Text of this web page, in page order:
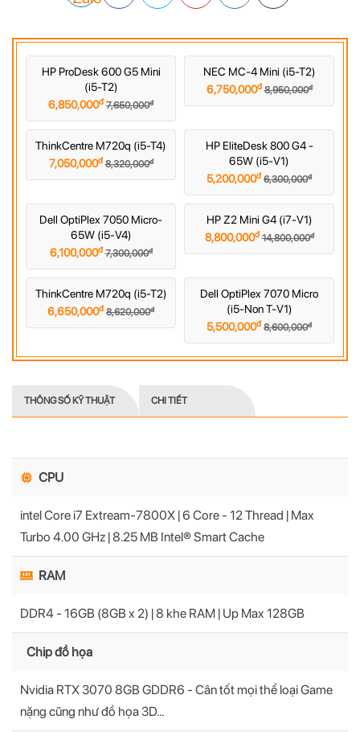
HP ProDesk 600 G5 Mini
(i5-T2)
6,850,000đ 7,650,000đ
NEC MC-4 Mini (i5-T2)
6,750,000đ 8,950,000đ
ThinkCentre M720q (i5-T4)
7,050,000đ 8,320,000đ
HP EliteDesk 800 G4 -
65W (i5-V1)
5,200,000đ 6,300,000đ
Dell OptiPlex 7050 Micro-
65W (i5-V4)
6,100,000đ 7,300,000đ
HP Z2 Mini G4 (i7-V1)
8,800,000đ 14,800,000đ
ThinkCentre M720q (i5-T2)
6,650,000đ 8,620,000đ
Dell OptiPlex 7070 Micro
(i5-Non T-V1)
5,500,000đ 8,600,000đ
THÔNG SỐ KỸ THUẬT CHI TIẾT
CPU
intel Core i7 Extream-7800X | 6 Core - 12 Thread | Max
Turbo 4.00 GHz | 8.25 MB Intel® Smart Cache
RAM
DDR4 - 16GB (8GB x 2) | 8 khe RAM | Up Max 128GB
Chip đồ họa
Nvidia RTX 3070 8GB GDDR6 - Cân tốt mọi thể loại Game
nặng cũng như đồ họa 3D...